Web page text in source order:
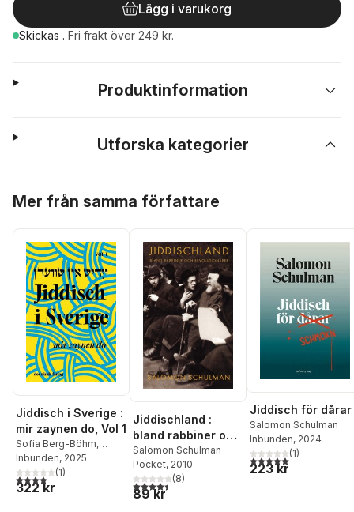
Lägg i varukorg
Skickas . Fri frakt över 249 kr.
Produktinformation
Utforska kategorier
Mer från samma författare
Jiddisch i Sverige :
mir zaynen do, Vol 1
Sofia Berg-Böhm,
Håkan Blomqvist
Dorotea Bromberg
Karin Brygger
Inbunden, 2025
4,0utav 5 stjärnor. Totalt antal röster:
(1)
322 kr
Jiddischland :
bland rabbiner och
revolutionärer
Salomon Schulman
Pocket, 2010
4,4utav 5 stjärnor. Totalt antal röster:
(8)
89 kr
Jiddisch för dårar
Salomon Schulman
Inbunden, 2024
5,0utav 5 stjärnor.
(1)
223 kr